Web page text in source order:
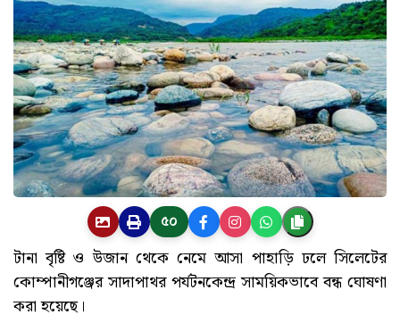
৫০
টানা বৃষ্টি ও উজান থেকে নেমে আসা পাহাড়ি ঢলে সিলেটের
কোম্পানীগঞ্জের সাদাপাথর পর্যটনকেন্দ্র সাময়িকভাবে বন্ধ ঘোষণা
করা হয়েছে।